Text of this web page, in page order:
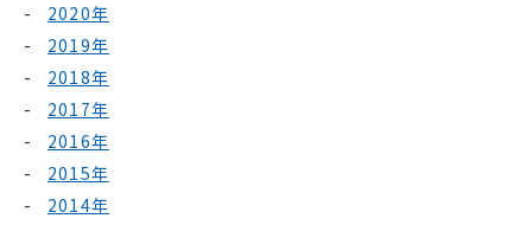
2020年
2019年
2018年
2017年
2016年
2015年
2014年